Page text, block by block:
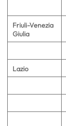
Friuli-Venezia
Giulia
Lazio